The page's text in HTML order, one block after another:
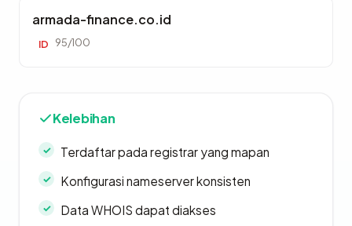
armada-finance.co.id
ID 95/100
Kelebihan
Terdaftar pada registrar yang mapan
Konfigurasi nameserver konsisten
Data WHOIS dapat diakses